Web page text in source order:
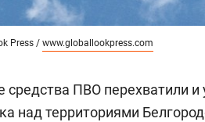
Press / www.globallookpress.com
средства ПВО перехватили и
над территориями